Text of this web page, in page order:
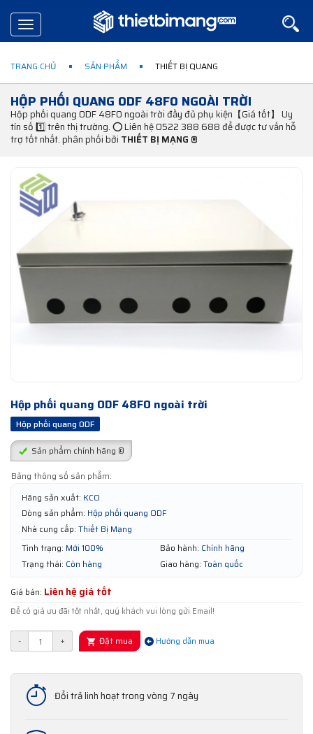
Toggle
navigation
TRANG CHỦ SẢN PHẨM THIẾT BỊ QUANG
HỘP PHỐI QUANG ODF 48FO NGOÀI TRỜI
Hộp phối quang ODF 48FO ngoài trời đầy đủ phụ kiện【Giá tốt】 Uy
tín số 1️⃣ trên thị trường. ⭕ Liên hệ 0522 388 688 để được tư vấn hỗ
trợ tốt nhất. phân phối bởi THIẾT BỊ MẠNG ®
Hộp phối quang ODF 48FO ngoài trời
Hộp phối quang ODF
Sản phẩm chính hãng ®
Bảng thông số sản phẩm:
Hãng sản xuất: KCO
Dòng sản phẩm: Hộp phối quang ODF
Nhà cung cấp: Thiết Bị Mạng
Tình trạng: Mới 100% Bảo hành: Chính hãng
Trạng thái: Còn hàng Giao hàng: Toàn quốc
Giá bán: Liên hệ giá tốt
Để có giá ưu đãi tốt nhất, quý khách vui lòng gửi Email!
- + Đặt mua Hướng dẫn mua
Đổi trả linh hoạt trong vòng 7 ngày